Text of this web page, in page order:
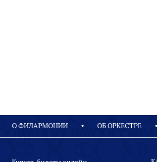
О ФИЛАРМОНИИ OБ ОРКЕСТРЕ